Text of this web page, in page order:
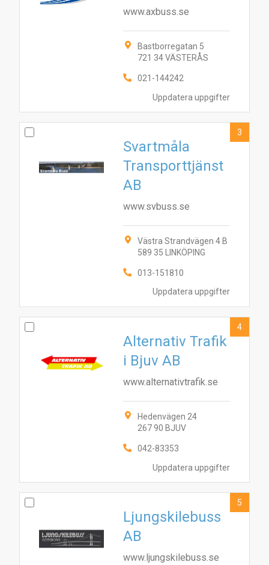
Uppdatera uppgifter
www.axbuss.se
Bastborregatan 5
721 34 VÄSTERÅS
021-144242
Uppdatera uppgifter
Svartmåla
Transporttjänst
AB
www.svbuss.se
Västra Strandvägen 4 B
589 35 LINKÖPING
013-151810
3
Uppdatera uppgifter
Alternativ Trafik
i Bjuv AB
www.alternativtrafik.se
Hedenvägen 24
267 90 BJUV
042-83353
4
Ljungskilebuss
AB
www.ljungskilebuss.se
5